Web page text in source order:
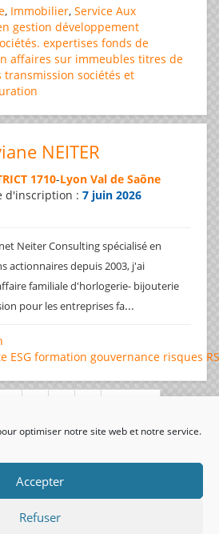
optimiser notre site web et notre service.
Accepter
Refuser
, Immobilier, Service Aux
gestion développement
expertises fonds de
affaires sur immeubles titres de
transmission sociétés et
NEITER
1710-Lyon Val de Saône
d'inscription : 7 juin 2026
Neiter Consulting spécialisé en
actionnaires depuis 2003, j'ai
familiale d'horlogerie- bijouterie
pour les entreprises fa...
ESG formation gouvernance risques